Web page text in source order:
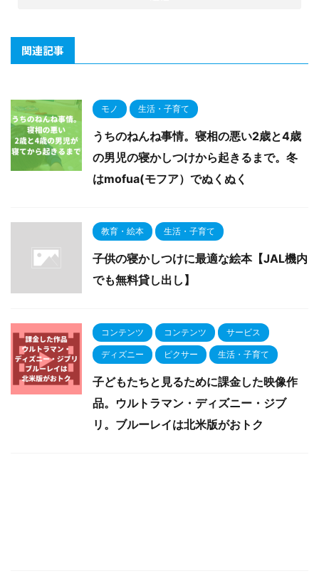
関連記事
モノ 生活・子育て
うちのねんね事情。寝相の悪い2歳と4歳
の男児の寝かしつけから起きるまで。冬
はmofua(モフア）でぬくぬく
教育・絵本 生活・子育て
子供の寝かしつけに最適な絵本【JAL機内
でも無料貸し出し】
コンテンツ コンテンツ サービス
ディズニー ピクサー 生活・子育て
子どもたちと見るために課金した映像作
品。ウルトラマン・ディズニー・ジブ
リ。ブルーレイは北米版がおトク